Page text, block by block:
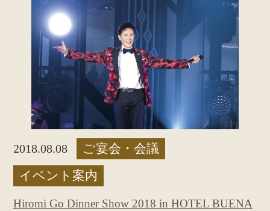
2018.08.08
ご宴会・会議
イベント案内
Hiromi Go Dinner Show 2018 in HOTEL BUENA